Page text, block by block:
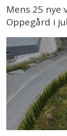
Mens 25
Oppegård i